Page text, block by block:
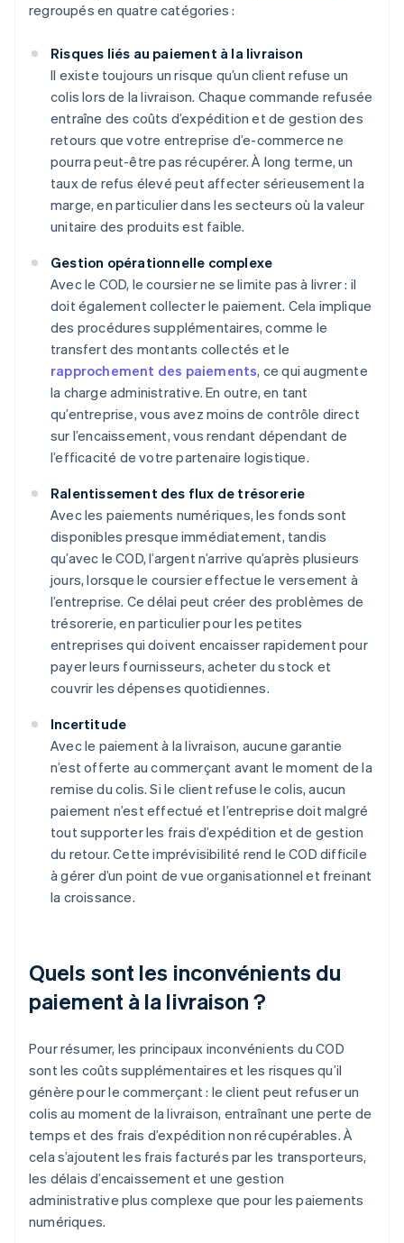
regroupés en quatre catégories :
Risques liés au paiement à la livraison
Il existe toujours un risque qu’un client refuse un
colis lors de la livraison. Chaque commande refusée
entraîne des coûts d’expédition et de gestion des
retours que votre entreprise d’e-commerce ne
pourra peut-être pas récupérer. À long terme, un
taux de refus élevé peut affecter sérieusement la
marge, en particulier dans les secteurs où la valeur
unitaire des produits est faible.
Gestion opérationnelle complexe
Avec le COD, le coursier ne se limite pas à livrer : il
doit également collecter le paiement. Cela implique
des procédures supplémentaires, comme le
transfert des montants collectés et le
rapprochement des paiements, ce qui augmente
la charge administrative. En outre, en tant
qu’entreprise, vous avez moins de contrôle direct
sur l’encaissement, vous rendant dépendant de
l’efficacité de votre partenaire logistique.
Ralentissement des flux de trésorerie
Avec les paiements numériques, les fonds sont
disponibles presque immédiatement, tandis
qu’avec le COD, l’argent n’arrive qu’après plusieurs
jours, lorsque le coursier effectue le versement à
l’entreprise. Ce délai peut créer des problèmes de
trésorerie, en particulier pour les petites
entreprises qui doivent encaisser rapidement pour
payer leurs fournisseurs, acheter du stock et
couvrir les dépenses quotidiennes.
Incertitude
Avec le paiement à la livraison, aucune garantie
n’est offerte au commerçant avant le moment de la
remise du colis. Si le client refuse le colis, aucun
paiement n’est effectué et l’entreprise doit malgré
tout supporter les frais d’expédition et de gestion
du retour. Cette imprévisibilité rend le COD difficile
à gérer d’un point de vue organisationnel et freinant
la croissance.
Quels sont les inconvénients du
paiement à la livraison ?
Pour résumer, les principaux inconvénients du COD
sont les coûts supplémentaires et les risques qu’il
génère pour le commerçant : le client peut refuser un
colis au moment de la livraison, entraînant une perte de
temps et des frais d’expédition non récupérables. À
cela s’ajoutent les frais facturés par les transporteurs,
les délais d’encaissement et une gestion
administrative plus complexe que pour les paiements
numériques.